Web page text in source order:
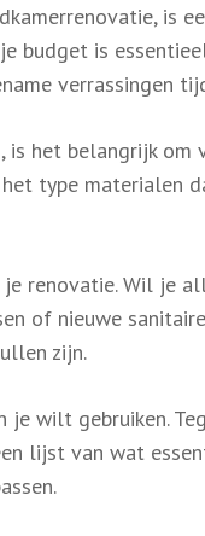
is
budget is
verrassingen
is het belangrijk
type materialen
renovatie. Wil je
of nieuwe
zijn.
wilt gebruiken.
lijst van wat